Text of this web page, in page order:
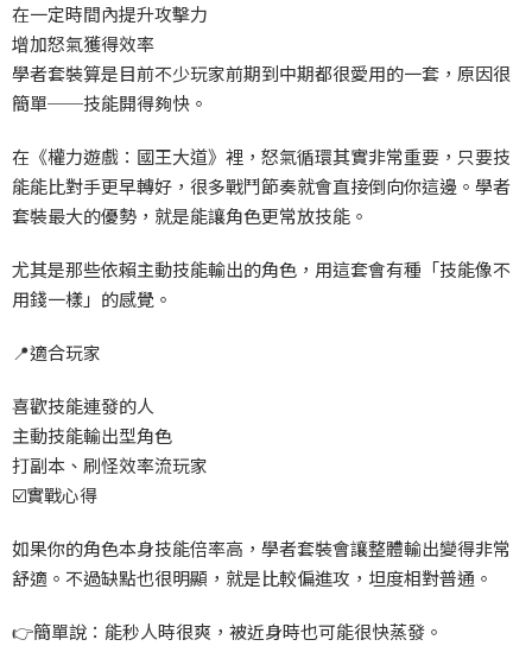
在一定時間內提升攻擊力
增加怒氣獲得效率
學者套裝算是目前不少玩家前期到中期都很愛用的一套，原因很
簡單──技能開得夠快。
在《權力遊戲：國王大道》裡，怒氣循環其實非常重要，只要技
能能比對手更早轉好，很多戰鬥節奏就會直接倒向你這邊。學者
套裝最大的優勢，就是能讓角色更常放技能。
尤其是那些依賴主動技能輸出的角色，用這套會有種「技能像不
用錢一樣」的感覺。
📍適合玩家
喜歡技能連發的人
主動技能輸出型角色
打副本、刷怪效率流玩家
☑️實戰心得
如果你的角色本身技能倍率高，學者套裝會讓整體輸出變得非常
舒適。不過缺點也很明顯，就是比較偏進攻，坦度相對普通。
👉簡單說：能秒人時很爽，被近身時也可能很快蒸發。